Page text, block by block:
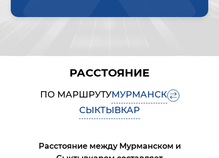
РАССТОЯНИЕ
ПО МАРШРУТУМУРМАНСК
СЫКТЫВКАР
Расстояние между Мурманском и